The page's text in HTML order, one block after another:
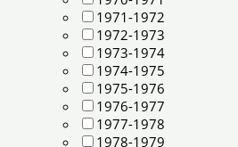
1971-1972
1972-1973
1973-1974
1974-1975
1975-1976
1976-1977
1977-1978
1978-1979